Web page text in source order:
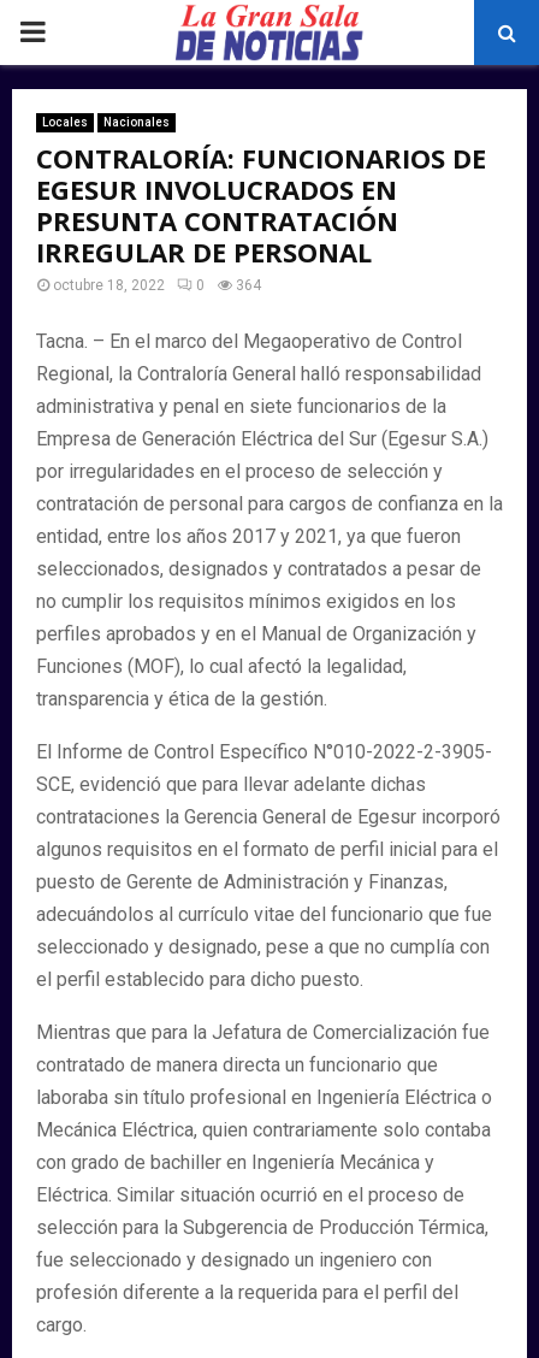
PRIMARY
MENU
Locales Nacionales
CONTRALORÍA: FUNCIONARIOS DE
EGESUR INVOLUCRADOS EN
PRESUNTA CONTRATACIÓN
IRREGULAR DE PERSONAL
octubre 18, 2022 0 364
Tacna. – En el marco del Megaoperativo de Control
Regional, la Contraloría General halló responsabilidad
administrativa y penal en siete funcionarios de la
Empresa de Generación Eléctrica del Sur (Egesur S.A.)
por irregularidades en el proceso de selección y
contratación de personal para cargos de confianza en la
entidad, entre los años 2017 y 2021, ya que fueron
seleccionados, designados y contratados a pesar de
no cumplir los requisitos mínimos exigidos en los
perfiles aprobados y en el Manual de Organización y
Funciones (MOF), lo cual afectó la legalidad,
transparencia y ética de la gestión.
El Informe de Control Específico N°010-2022-2-3905-
SCE, evidenció que para llevar adelante dichas
contrataciones la Gerencia General de Egesur incorporó
algunos requisitos en el formato de perfil inicial para el
puesto de Gerente de Administración y Finanzas,
adecuándolos al currículo vitae del funcionario que fue
seleccionado y designado, pese a que no cumplía con
el perfil establecido para dicho puesto.
Mientras que para la Jefatura de Comercialización fue
contratado de manera directa un funcionario que
laboraba sin título profesional en Ingeniería Eléctrica o
Mecánica Eléctrica, quien contrariamente solo contaba
con grado de bachiller en Ingeniería Mecánica y
Eléctrica. Similar situación ocurrió en el proceso de
selección para la Subgerencia de Producción Térmica,
fue seleccionado y designado un ingeniero con
profesión diferente a la requerida para el perfil del
cargo.